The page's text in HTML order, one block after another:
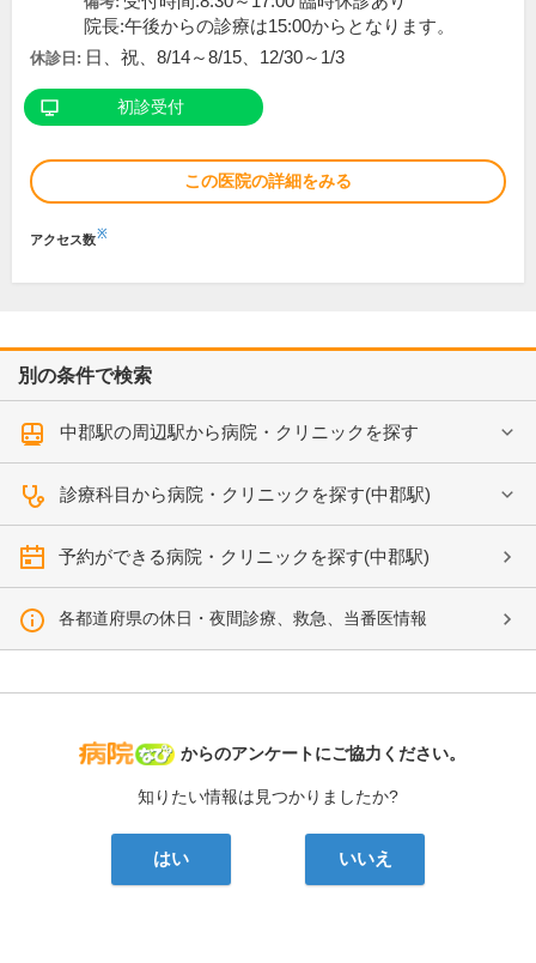
院長:午後からの診療は15:00からとなります。
休診日: 日、祝、8/14～8/15、12/30～1/3
初診受付
この医院の詳細をみる
アクセス数※
別の条件で検索
中郡駅の周辺駅から病院・クリニックを探す
診療科目から病院・クリニックを探す(中郡駅)
予約ができる病院・クリニックを探す(中郡駅)
各都道府県の休日・夜間診療、救急、当番医情報
病院なび
からのアンケートにご協力ください。
知りたい情報は見つかりましたか?
はい いいえ